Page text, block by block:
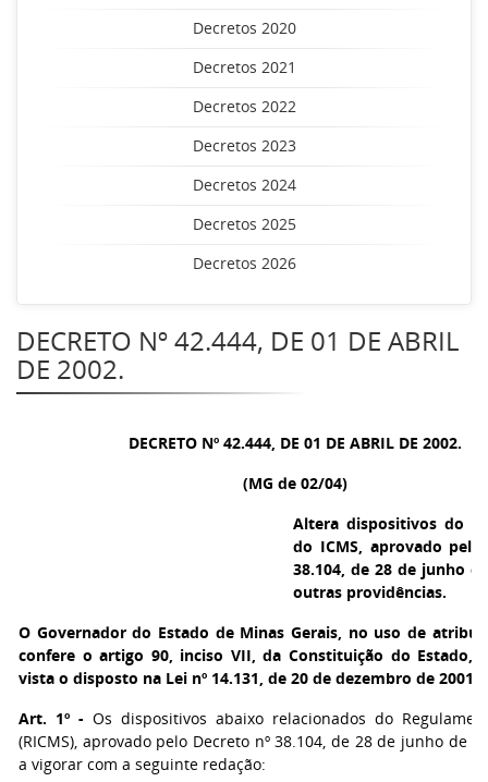
Decretos 2020
Decretos 2021
Decretos 2022
Decretos 2023
Decretos 2024
Decretos 2025
Decretos 2026
DECRETO Nº 42.444, DE 01 DE ABRIL
DE 2002.
DECRETO Nº 42.444, DE 01 DE ABRIL DE 2002.
(MG de 02/04)
Altera dispositivos do
do ICMS, aprovado pelo
38.104, de 28 de junho
outras providências.
O Governador do Estado de Minas Gerais, no uso de
confere o artigo 90, inciso VII, da Constituição do Estado,
vista o disposto na Lei nº 14.131, de 20 de dezembro de 2001,
Art. 1º - Os dispositivos abaixo relacionados do
(RICMS), aprovado pelo Decreto nº 38.104, de 28 de junho de
a vigorar com a seguinte redação: